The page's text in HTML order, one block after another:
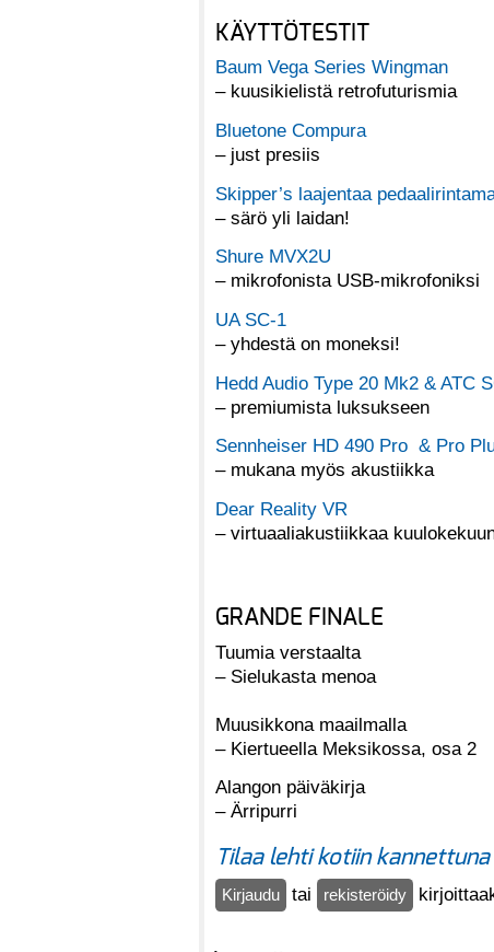
KÄYTTÖTESTIT
Baum Vega Series Wingman
– kuusikielistä retrofuturismia
Bluetone Compura
– just presiis
Skipper’s laajentaa
– särö yli laidan!
Shure MVX2U
– mikrofonista USB-mikrofoniksi
UA SC-1
– yhdestä on moneksi!
Hedd Audio Type 20 Mk2 & ATC
– premiumista luksukseen
Sennheiser HD 490 Pro & Pro
– mukana myös akustiikka
Dear Reality VR
– virtuaaliakustiikkaa
GRANDE FINALE
Tuumia verstaalta
– Sielukasta menoa
Muusikkona maailmalla
– Kiertueella Meksikossa, osa 2
Alangon päiväkirja
– Ärripurri
Tilaa lehti kotiin
Kirjaudu tai rekisteröidy